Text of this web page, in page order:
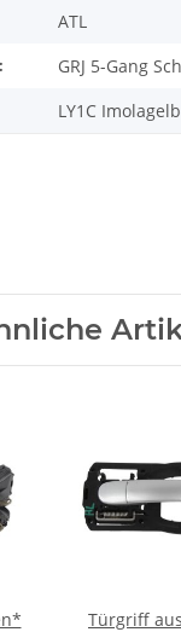
ATL
GRJ 5-Gang
LY1C
Türgriff